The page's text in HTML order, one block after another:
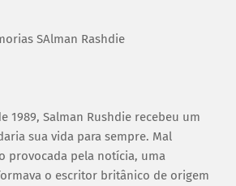
SAlman Rashdie
1989, Salman Rushdie recebeu um
sua vida para sempre. Mal
provocada pela notícia, uma
o escritor britânico de origem